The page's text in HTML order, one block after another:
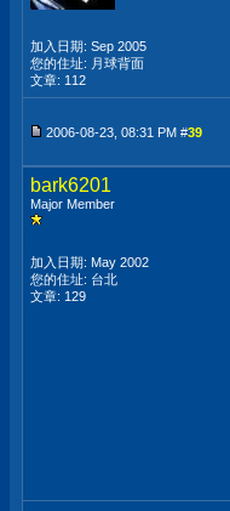
加入日期: Sep 2005
您的住址: 月球背面
文章: 112
2006-08-23, 08:31 PM #39
bark6201
Major Member
加入日期: May 2002
您的住址: 台北
文章: 129